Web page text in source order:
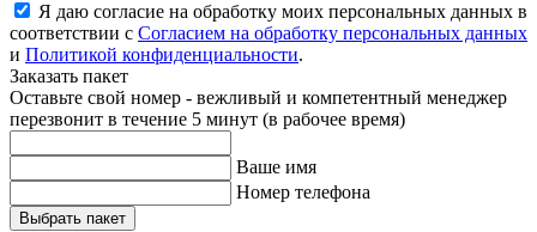
Я даю согласие на обработку моих персональных данных в
соответствии с Согласием на обработку персональных данных
и Политикой конфиденциальности.
Заказать пакет
Оставьте свой номер - вежливый и компетентный менеджер
перезвонит в течение 5 минут (в рабочее время)
Ваше имя
Номер телефона
Выбрать пакет